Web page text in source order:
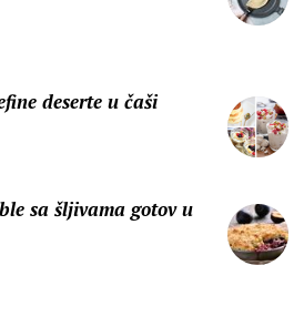
deserte u čaši
sa šljivama gotov u